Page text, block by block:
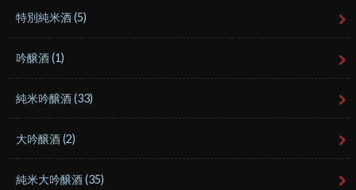
特別純米酒(5)
吟醸酒(1)
純米吟醸酒(33)
大吟醸酒(2)
純米大吟醸酒(35)